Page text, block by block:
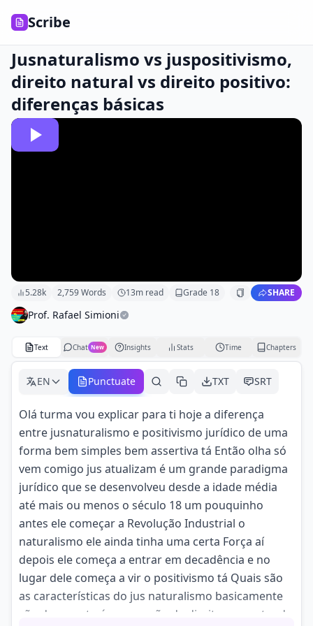
Scribe
Jusnaturalismo vs juspositivismo,
direito natural vs direito positivo:
diferenças básicas
5.28k 2,759Words 13m read Grade 18 SHARE
Prof. Rafael Simioni
Text Chat New Insights Stats Time Chapters
EN Punctuate TXT SRT
Olá turma vou explicar para ti hoje a diferença
entre jusnaturalismo e positivismo jurídico de uma
forma bem simples bem assertiva tá Então olha só
vem comigo jus atualizam é um grande paradigma
jurídico que se desenvolveu desde a idade média
até mais ou menos o século 18 um pouquinho
antes ele começar a Revolução Industrial o
naturalismo ele ainda tinha uma certa Força aí
depois ele começa a entrar em decadência e no
lugar dele começa a vir o positivismo tá Quais são
as características do jus naturalismo basicamente
são duas certo é uma noção de direito que entende